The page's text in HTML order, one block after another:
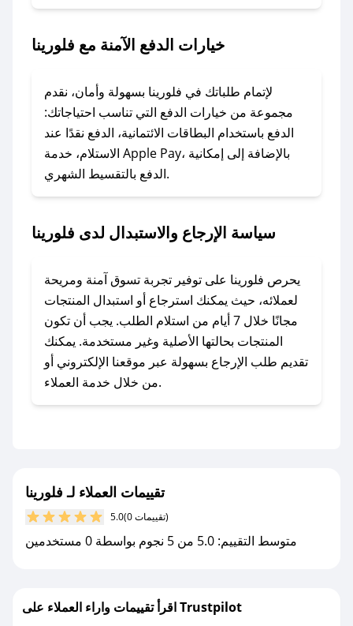
2. الصقه في خانة الدفع عند التسوق من فلورينا.
### ماذا أفعل إذا لم يعمل كود الخصم؟
الرسائل الخاصة على تويتر أو البريد الإلكتروني،
وسنقوم بحل المشكلة في أسرع وقت ممكن.
### ماذا أفعل إذا لم أجد كود خصم لمتجري
المفضل؟
في حال عدم توفر كوبونات لمتجرك المفضل، يمكنك
أسرع وقت ممكن.
### كيف تحصل على كوبونات خصم حصرية من
فلورينا؟
للحصول على كوبونات وخصومات حصرية، قم بما
يلي:
- اضغط على أيقونة متابعة لمتجر فلورينا في تطبيق
صحصح.
مع صحصح، تسوق بذكاء ووفّر على كل مشترياتك مع
خيارات الدفع الآمنة مع فلورينا
لإتمام طلباتك في فلورينا بسهولة وأمان، نقدم
مجموعة من خيارات الدفع التي تناسب احتياجاتك:
الدفع باستخدام البطاقات الائتمانية، الدفع نقدًا عند
الاستلام، خدمة Apple Pay، بالإضافة إلى إمكانية
الدفع بالتقسيط الشهري.
سياسة الإرجاع والاستبدال لدى فلورينا
يحرص فلورينا على توفير تجربة تسوق آمنة ومريحة
لعملائه، حيث يمكنك استرجاع أو استبدال المنتجات
مجانًا خلال 7 أيام من استلام الطلب. يجب أن تكون
المنتجات بحالتها الأصلية وغير مستخدمة. يمكنك
تقديم طلب الإرجاع بسهولة عبر موقعنا الإلكتروني أو
من خلال خدمة العملاء.
تقييمات العملاء لـ فلورينا
5.0 (0 تقييمات)
متوسط التقييم: 5.0 من 5 نجوم بواسطة 0 مستخدمين
اقرأ تقييمات واراء العملاء على Trustpilot